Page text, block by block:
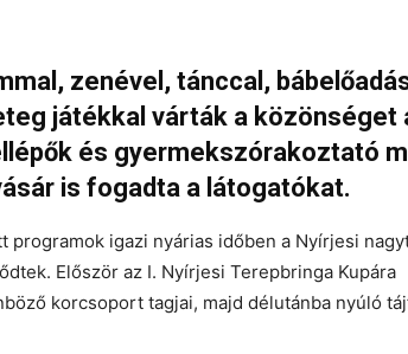
zenével, tánccal,
játékkal várták a közönséget
és gyermekszórakoztató
is fogadta a látogatókat.
programok igazi nyárias időben a Nyírjesi
Először az I. Nyírjesi Terepbringa Kupára
korcsoport tagjai, majd délutánba nyúló